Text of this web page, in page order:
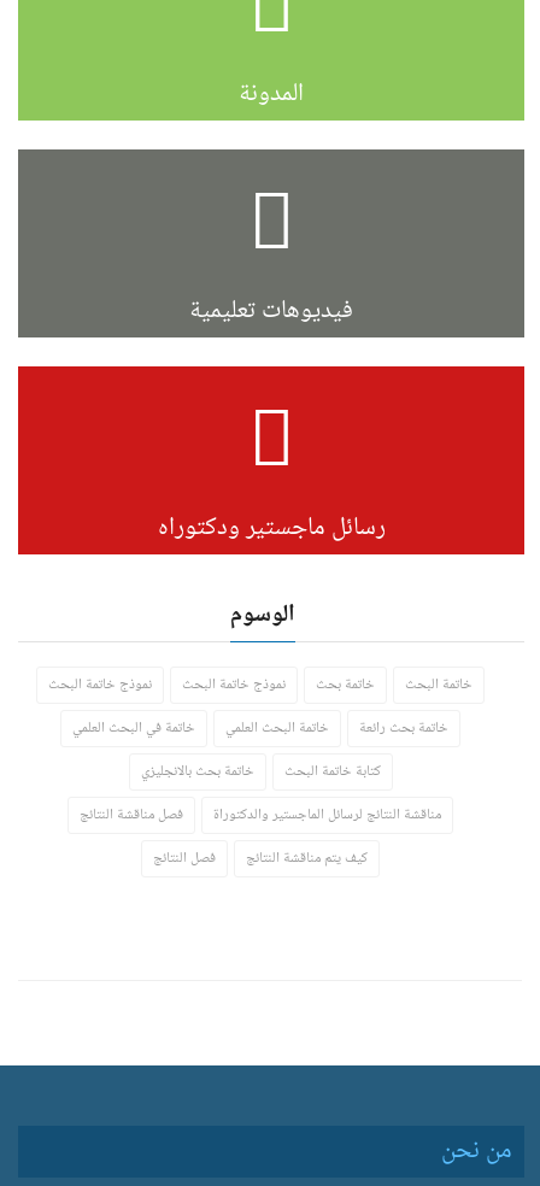
المدونة
فيديوهات تعليمية
رسائل ماجستير ودكتوراه
الوسوم
خاتمة البحث خاتمة بحث نموذج خاتمة البحث
نموذج خاتمة البحث
خاتمة بحث رائعة
خاتمة البحث العلمي
خاتمة في البحث العلمي
كتابة خاتمة البحث
خاتمة بحث بالانجليزي
مناقشة النتائج لرسائل الماجستير والدكتوراة
فصل مناقشة النتائج
كيف يتم مناقشة النتائج
فصل النتائج
من نحن